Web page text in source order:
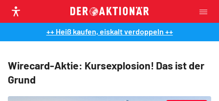
++ Heiß kaufen, eiskalt verdoppeln ++
Wirecard-Aktie: Kursexplosion! Das ist der
Grund